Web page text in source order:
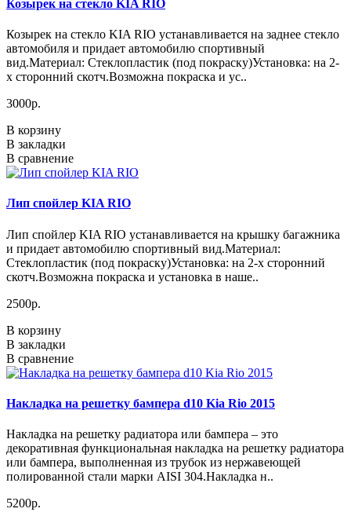
Козырек на стекло KIA RIO
Козырек на стекло KIA RIO устанавливается на заднее стекло
автомобиля и придает автомобилю спортивный
вид.Материал: Стеклопластик (под покраску)Установка: на 2-
х сторонний скотч.Возможна покраска и ус..
3000р.
В корзину
В закладки
В сравнение
Лип спойлер KIA RIO
Лип спойлер KIA RIO устанавливается на крышку багажника
и придает автомобилю спортивный вид.Материал:
Стеклопластик (под покраску)Установка: на 2-х сторонний
скотч.Возможна покраска и установка в наше..
2500р.
В корзину
В закладки
В сравнение
Накладка на решетку бампера d10 Kia Rio 2015
Накладка на решетку радиатора или бампера – это
декоративная функциональная накладка на решетку радиатора
или бампера, выполненная из трубок из нержавеющей
полированной стали марки AISI 304.Накладка н..
5200р.